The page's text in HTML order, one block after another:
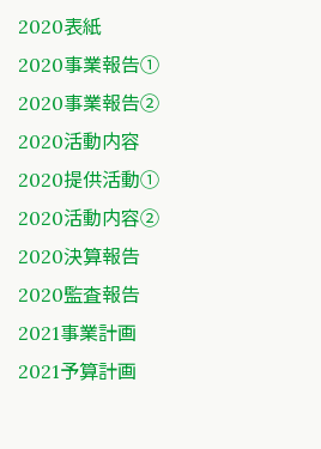
2020表紙
2020事業報告①
2020事業報告②
2020活動内容
2020提供活動①
2020活動内容②
2020決算報告
2020監査報告
2021事業計画
2021予算計画